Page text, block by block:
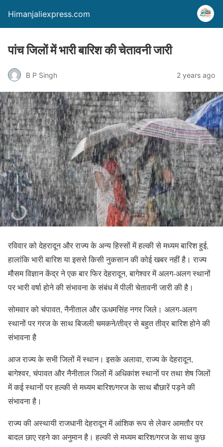
Himanjaliexpress.com
पांच जिलों में भारी बारिश की चेतावनी जारी
B P Singh 2 years ago
रविवार को देहरादून और राज्य के अन्य हिस्सों में हल्की से मध्यम बारिश हुई,
हालांकि भारी बारिश या इससे किसी नुकसान की कोई खबर नहीं है। राज्य
मौसम विज्ञान केंद्र ने एक बार फिर देहरादून, बागेश्वर में अलग-अलग स्थानों
पर भारी वर्षा होने की संभावना के संबंध में पीली चेतावनी जारी की है।
सोमवार को चंपावत, नैनीताल और ऊधमसिंह नगर जिले। अलग-अलग
स्थानों पर गरज के साथ बिजली चमकने/तीव्र से बहुत तीव्र बारिश होने की
संभावना है
आज राज्य के सभी जिलों में स्थान। इसके अलावा, राज्य के देहरादून,
बागेश्वर, चंपावत और नैनीताल जिलों में अधिकांश स्थानों पर तथा शेष जिलों
में कई स्थानों पर हल्की से मध्यम बारिश/गरज के साथ बौछारें पड़ने की
संभावना है।
राज्य की अस्थायी राजधानी देहरादून में आंशिक रूप से लेकर आमतौर पर
बादल छाए रहने का अनुमान है। हल्की से मध्यम बारिश/गरज के साथ कुछ